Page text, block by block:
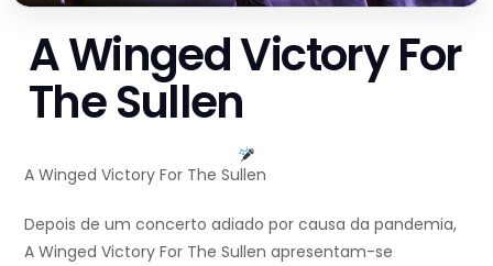
A Winged Victory For
The Sullen
A Winged Victory For The Sullen
Depois de um concerto adiado por causa da pandemia,
A Winged Victory For The Sullen apresentam-se